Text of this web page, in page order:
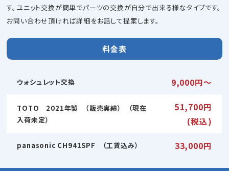
す。ユニット交換が簡単でパーツの交換が自分で出来る様なタイプです。
お問い合わせ頂ければ詳細をお話して提案します。
料金表
ウォシュレット交換 9,000円〜
TOTO 2021年製 （販売実績） （現在
入荷未定）
51,700円
(税込)
panasonic CH941SPF （工賃込み） 33,000円